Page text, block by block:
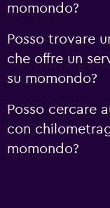
momondo?
Posso trovare
che offre un
su momondo?
Posso cercare
con
momondo?